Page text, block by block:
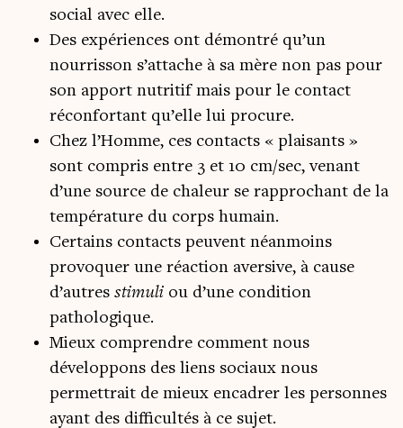
social avec elle.
Des expériences ont démontré qu’un
nourrisson s’attache à sa mère non pas pour
son apport nutritif mais pour le contact
réconfortant qu’elle lui procure.
Chez l’Homme, ces contacts « plaisants »
sont compris entre 3 et 10 cm/sec, venant
d’une source de chaleur se rapprochant de la
température du corps humain.
Certains contacts peuvent néanmoins
provoquer une réaction aversive, à cause
d’autres stimuli ou d’une condition
pathologique.
Mieux comprendre comment nous
développons des liens sociaux nous
permettrait de mieux encadrer les personnes
ayant des difficultés à ce sujet.